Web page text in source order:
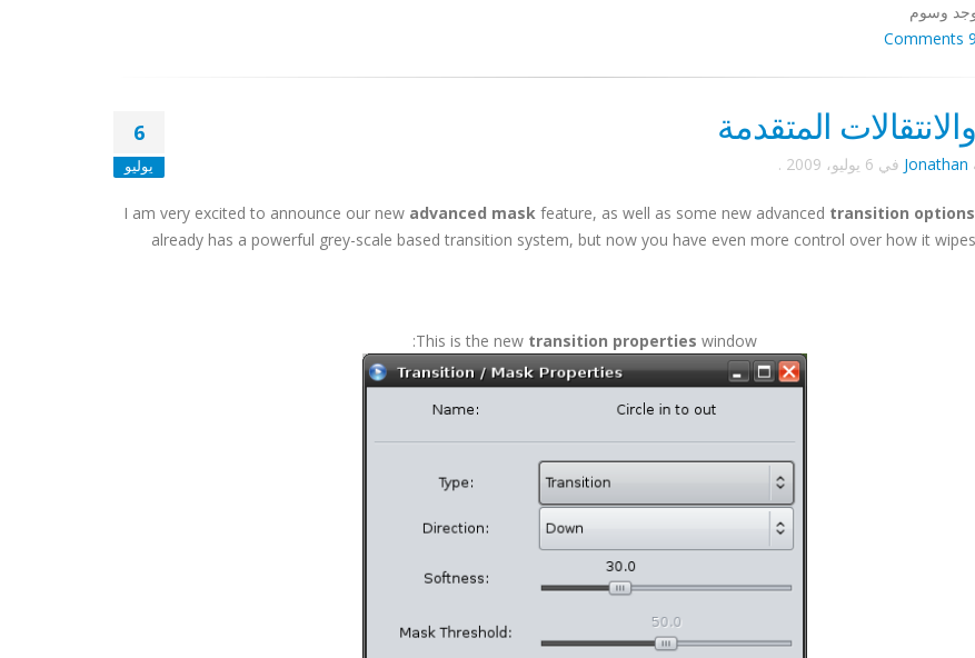
وسوم
9 Comments
6
يوليو
المتقدمة
Jonathan في 6 يوليو، 2009 .
I am very excited to announce our new advanced maskfeature, as well as some new advanced transition
already has a powerful grey-scale based transition system, but now you have even more control over how it
This is the new transition properties window: